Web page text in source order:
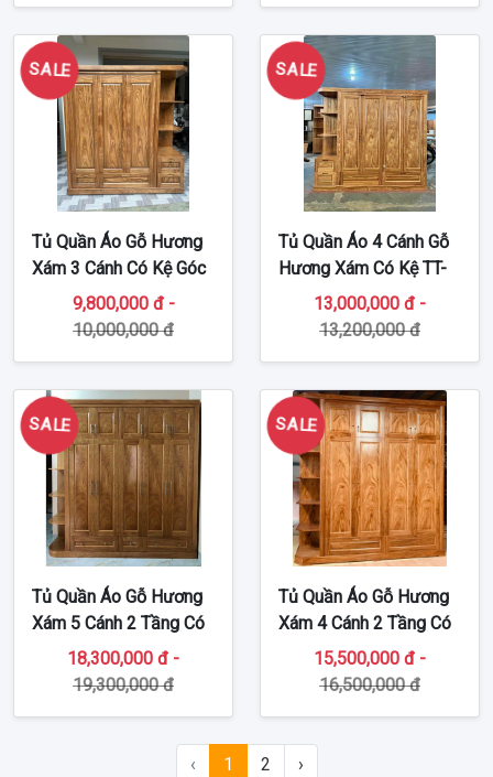
SALE
Tủ Quần Áo Gỗ Hương
Xám 3 Cánh Có Kệ Góc
9,800,000 đ -
10,000,000 đ
SALE
Tủ Quần Áo 4 Cánh Gỗ
Hương Xám Có Kệ TT-
TA8313,000,000 đ -
13,200,000 đ
SALE
Tủ Quần Áo Gỗ Hương
Xám 5 Cánh 2 Tầng Có
Kệ Góc TT-TA329
18,300,000 đ -
19,300,000 đ
SALE
Tủ Quần Áo Gỗ Hương
Xám 4 Cánh 2 Tầng Có
Kệ Góc TT-TA328
15,500,000 đ -
16,500,000 đ
‹ 1 2 ›